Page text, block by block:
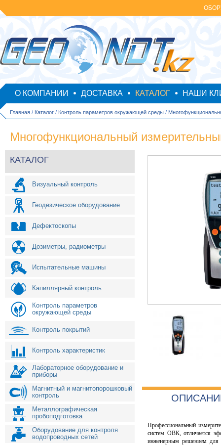
О КОМПАНИИ ДОСТАВКА КАТАЛОГ НАШИ
Главная / Каталог / Контроль параметров окружающей среды /
Многофункциональный
КАТАЛОГ
Визуальный контроль
Геодезическое оборудование
Дефектоскопы
Дозиметры, радиометры
Испытательные машины
Капиллярный контроль
Контроль параметров
окружающей среды
Контроль покрытий
Контроль характеристик
Лабораторное оборудование и
приборы
Магнитный и магнитопорошковый
контроль
Металлографическая
пробоподготовка
Оборудование для контроля
водопроводных сетей
Профессиональный
систем ОВК, отличается
инженерным решением для